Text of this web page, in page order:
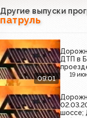
Другие выпуски
патруль
09:01
ДТП в
19
шоссе;